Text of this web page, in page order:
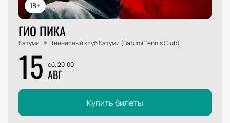
18+
ГИО ПИКА
Батуми Теннисный клуб Батуми (Batumi Tennis Club)
15 сб, 20:00
АВГ
Купить билеты